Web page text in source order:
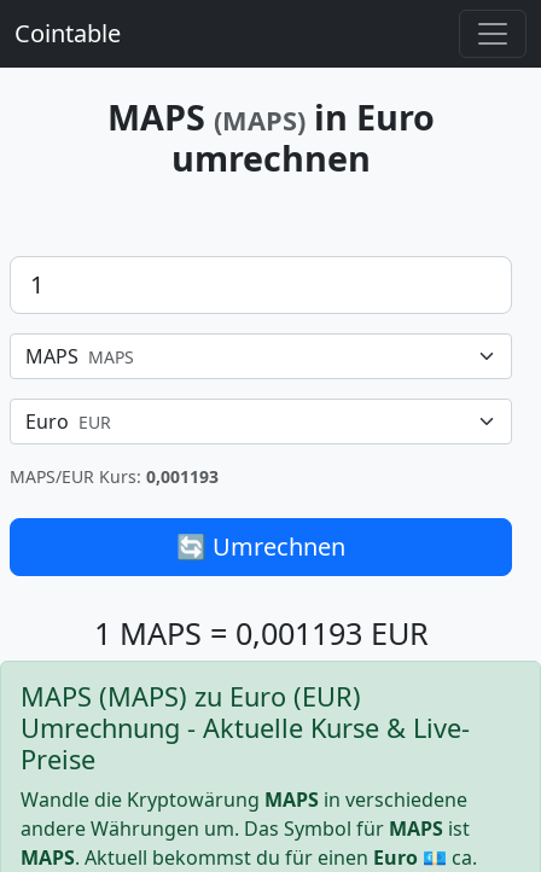
Cointable
MAPS (MAPS)in Euro
umrechnen
Betrag
MAPS MAPS
Euro EUR
MAPS/EUR Kurs: 0,001193
🔄 Umrechnen
1 MAPS = 0,001193 EUR
MAPS (MAPS) zu Euro (EUR)
Umrechnung - Aktuelle Kurse & Live-
Preise
Wandle die Kryptowärung MAPS in verschiedene
andere Währungen um. Das Symbol für MAPS ist
MAPS. Aktuell bekommst du für einen Euro 💶 ca.